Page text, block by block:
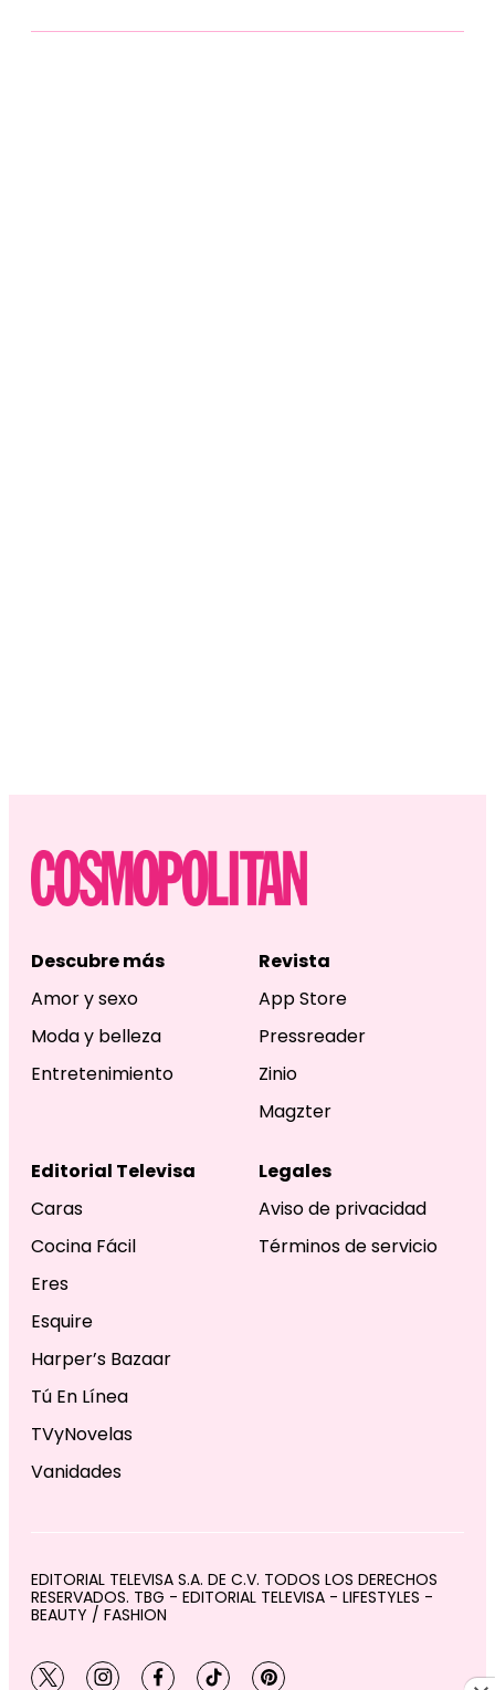
Descubre más
Amor y sexo
Moda y belleza
Entretenimiento
Revista
App Store
Pressreader
Zinio
Magzter
Editorial Televisa
Caras
Cocina Fácil
Eres
Esquire
Harper’s Bazaar
Tú En Línea
TVyNovelas
Vanidades
Legales
Aviso de privacidad
Términos de servicio
EDITORIAL TELEVISA S.A. DE C.V. TODOS LOS DERECHOS
RESERVADOS. TBG - EDITORIAL TELEVISA - LIFESTYLES -
BEAUTY / FASHION